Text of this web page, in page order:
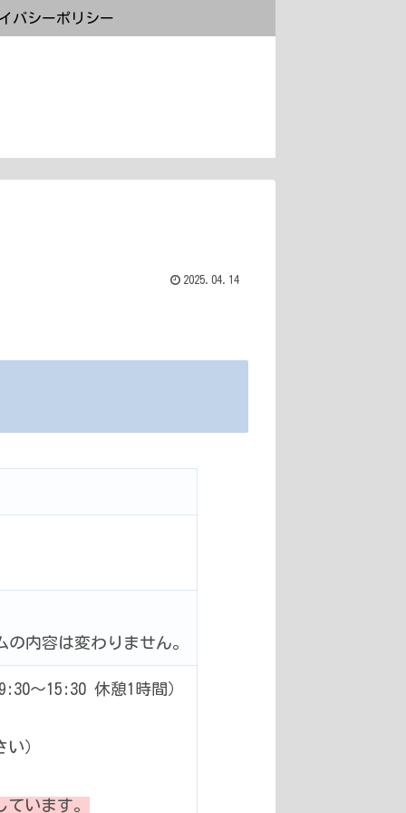
バシーポリシー
2025.04.14
内容は変わりません。
〜15:30 休憩1時間）
）
います。